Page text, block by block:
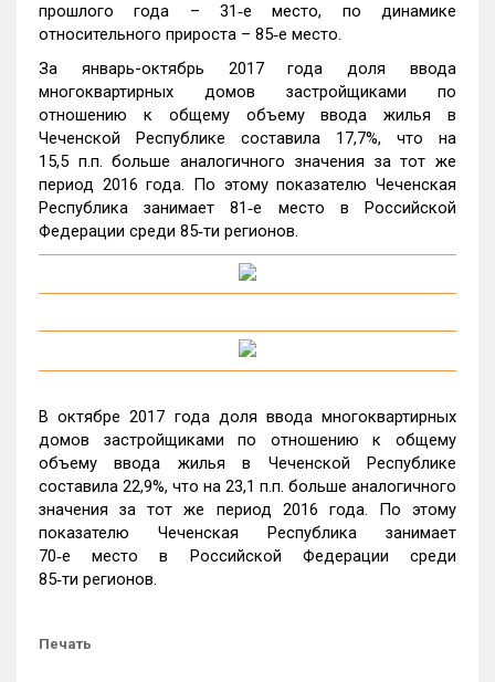
прошлого года – 31‑е место, по динамике
относительного прироста – 85‑е место.
За январь-октябрь 2017 года доля ввода
многоквартирных домов застройщиками по
отношению к общему объему ввода жилья в
Чеченской Республике составила 17,7%, что на
15,5 п.п. больше аналогичного значения за тот же
период 2016 года. По этому показателю Чеченская
Республика занимает 81‑е место в Российской
Федерации среди 85‑ти регионов.
В октябре 2017 года доля ввода многоквартирных
домов застройщиками по отношению к общему
объему ввода жилья в Чеченской Республике
составила 22,9%, что на 23,1 п.п. больше аналогичного
значения за тот же период 2016 года. По этому
показателю Чеченская Республика занимает
70‑е место в Российской Федерации среди
85‑ти регионов.
Печать